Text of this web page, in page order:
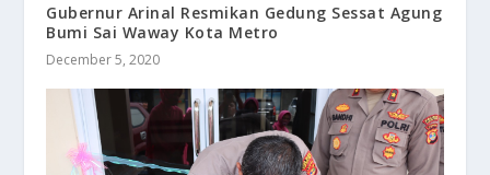
Gubernur Arinal Resmikan Gedung Sessat Agung
Bumi Sai Waway Kota Metro
December 5, 2020